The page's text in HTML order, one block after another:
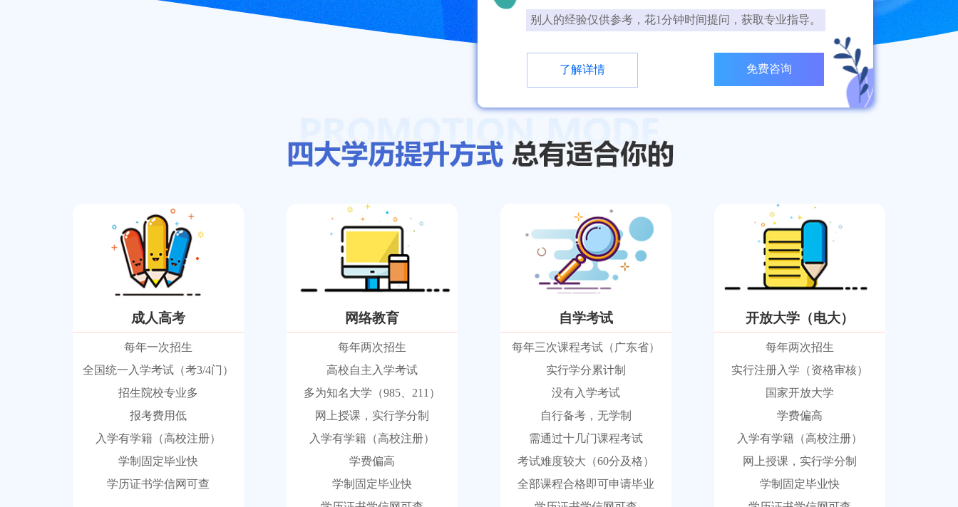
别人的经验仅供参考，花1分钟时间提问，获取专业指导。
了解详情 免费咨询
成人高考
每年一次招生
全国统一入学考试（考3/4门）
招生院校专业多
报考费用低
入学有学籍（高校注册）
学制固定毕业快
学历证书学信网可查
网络教育
每年两次招生
高校自主入学考试
多为知名大学（985、211）
网上授课，实行学分制
入学有学籍（高校注册）
学费偏高
学制固定毕业快
自学考试
每年三次课程考试（广东省）
实行学分累计制
没有入学考试
自行备考，无学制
需通过十几门课程考试
考试难度较大（60分及格）
全部课程合格即可申请毕业
开放大学（电大）
每年两次招生
实行注册入学（资格审核）
国家开放大学
学费偏高
入学有学籍（高校注册）
网上授课，实行学分制
学制固定毕业快